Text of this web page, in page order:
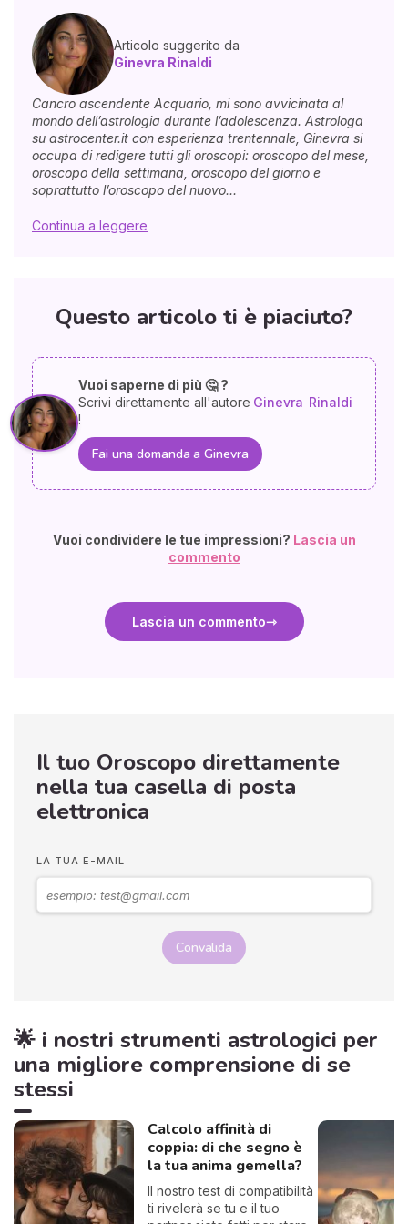
Articolo suggerito da
Ginevra Rinaldi
Cancro ascendente Acquario, mi sono avvicinata al
mondo dell’astrologia durante l’adolescenza. Astrologa
su astrocenter.it con esperienza trentennale, Ginevra si
occupa di redigere tutti gli oroscopi: oroscopo del mese,
oroscopo della settimana, oroscopo del giorno e
soprattutto l’oroscopo del nuovo...
Continua a leggere
Questo articolo ti è piaciuto?
Vuoi saperne di più 🤔 ?
Scrivi direttamente all'autore Ginevra Rinaldi
!
Fai una domanda a Ginevra
Vuoi condividere le tue impressioni? Lascia un
commento
Lascia un commento
Il tuo Oroscopo direttamente
nella tua casella di posta
elettronica
LA TUA E-MAIL
Convalida
🌟 i nostri strumenti astrologici per
una migliore comprensione di se
stessi
Calcolo affinità di
coppia: di che segno è
la tua anima gemella?
Il nostro test di compatibilità
ti rivelerà se tu e il tuo